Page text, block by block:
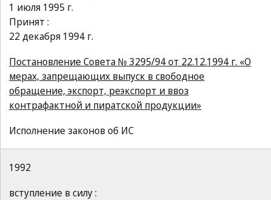
1 июля 1995 г.
Принят :
22 декабря 1994 г.
Постановление Совета № 3295/94 от 22.12.1994 г. «О
мерах, запрещающих выпуск в свободное
обращение, экспорт, реэкспорт и ввоз
контрафактной и пиратской продукции»
Исполнение законов об ИС
1992
вступление в силу :